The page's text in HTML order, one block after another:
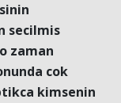
secilmis
zaman
cok
kimsenin